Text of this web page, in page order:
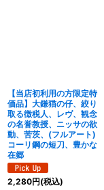
【当店初利用の方限定特
価品】大鎌猫の仔、絞り
取る徴税人、レヴ、観念
の名誉教授、ニッサの欲
動、苦茨、(フルアート)
コーリ鋼の短刀、豊かな
在郷
2,280円(税込)